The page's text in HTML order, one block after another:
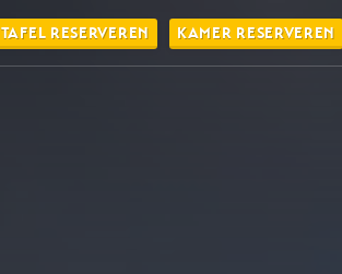
TAFEL RESERVEREN KAMER RESERVEREN